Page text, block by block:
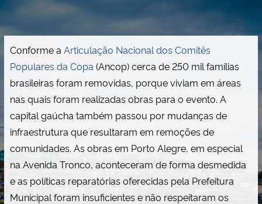
Conforme a Articulação Nacional dos Comitês
Populares da Copa (Ancop) cerca de 250 mil famílias
brasileiras foram removidas, porque viviam em áreas
nas quais foram realizadas obras para o evento. A
capital gaúcha também passou por mudanças de
infraestrutura que resultaram em remoções de
comunidades. As obras em Porto Alegre, em especial
na Avenida Tronco, aconteceram de forma desmedida
e as políticas reparatórias oferecidas pela Prefeitura
Municipal foram insuficientes e não respeitaram os